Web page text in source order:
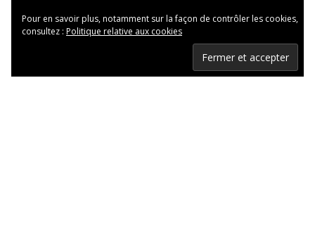
Pour en savoir plus, notamment sur la façon de contrôler les cookies,
consultez : Politique relative aux cookies